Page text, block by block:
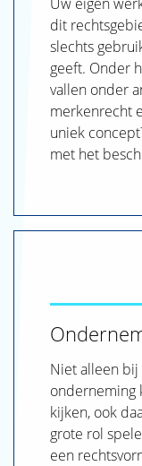
dit
slechts
geeft. Onder
vallen onder
merkenrecht
uniek
met het
Niet alleen
onderneming
kijken, ook
grote rol
een